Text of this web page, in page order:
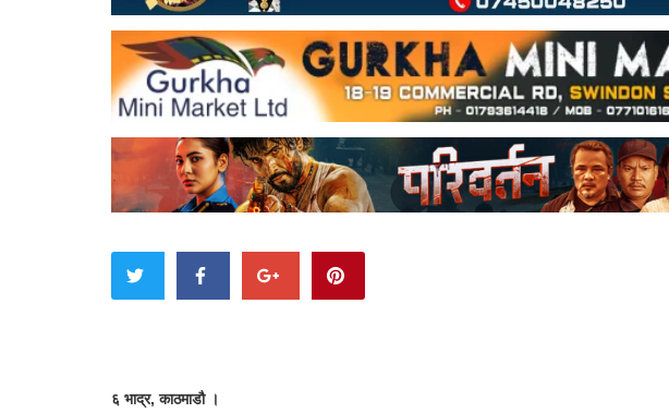
६ भाद्र, काठमाडौ ।